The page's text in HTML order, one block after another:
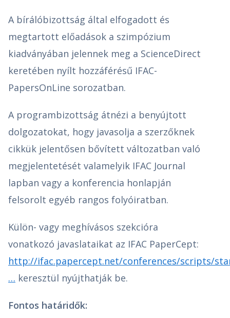
A bírálóbizottság által elfogadott és
megtartott előadások a szimpózium
kiadványában jelennek meg a ScienceDirect
keretében nyílt hozzáférésű IFAC-
PapersOnLine sorozatban.
A programbizottság átnézi a benyújtott
dolgozatokat, hogy javasolja a szerzőknek
cikkük jelentősen bővített változatban való
megjelentetését valamelyik IFAC Journal
lapban vagy a konferencia honlapján
felsorolt egyéb rangos folyóiratban.
Külön- vagy meghívásos szekcióra
vonatkozó javaslataikat az IFAC PaperCept:
http://ifac.papercept.net/conferences/scripts/
… keresztül nyújthatják be.
Fontos határidők: